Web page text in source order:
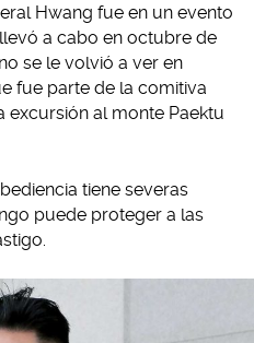
Hwang fue en un evento
a cabo en octubre de
se le volvió a ver en
fue parte de la comitiva
excursión al monte Paektu
tiene severas
puede proteger a las